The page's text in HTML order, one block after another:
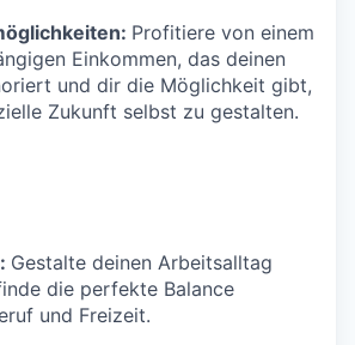
Profitiere von einem
Einkommen, das deinen
und dir die Möglichkeit gibt,
Zukunft selbst zu gestalten.
Gestalte deinen Arbeitsalltag
die perfekte Balance
und Freizeit.